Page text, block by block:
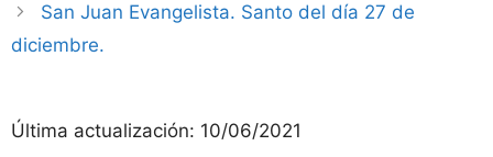
San Juan Evangelista. Santo del día 27 de
diciembre.
Última actualización: 10/06/2021